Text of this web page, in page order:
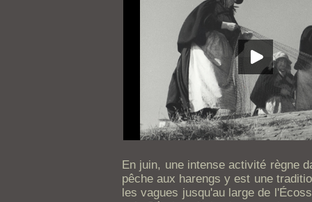
En juin, une intense activité règne
pêche aux harengs y est une
les vagues jusqu'au large de